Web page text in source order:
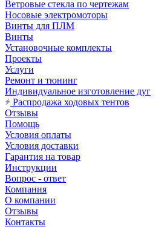
Ветровые стекла по чертежам
Носовые электромоторы
Винты для ПЛМ
Винты
Установочные комплекты
Проекты
Услуги
Ремонт и тюнинг
Индивидуальное изготовление дуг
Распродажа ходовых тентов
Отзывы
Помощь
Условия оплаты
Условия доставки
Гарантия на товар
Инструкции
Вопрос - ответ
Компания
О компании
Отзывы
Контакты